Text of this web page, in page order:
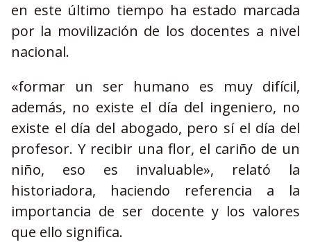
en este último tiempo ha estado marcada
por la movilización de los docentes a nivel
nacional.
«formar un ser humano es muy difícil,
además, no existe el día del ingeniero, no
existe el día del abogado, pero sí el día del
profesor. Y recibir una flor, el cariño de un
niño, eso es invaluable», relató la
historiadora, haciendo referencia a la
importancia de ser docente y los valores
que ello significa.